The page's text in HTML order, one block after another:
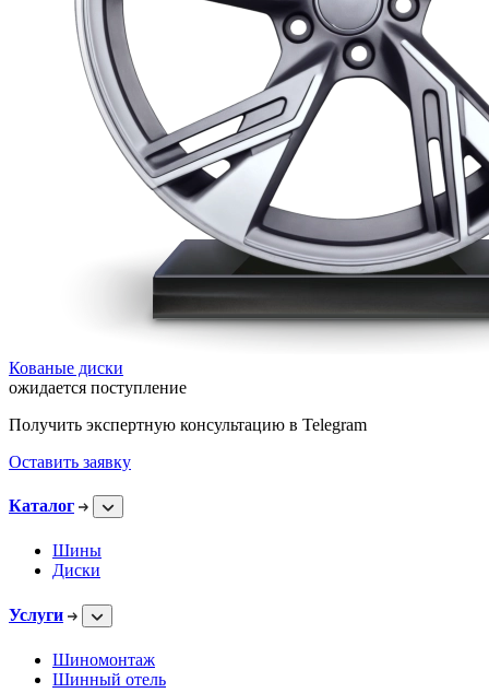
Кованые диски
ожидается поступление
Получить экспертную консультацию в Telegram
Оставить заявку
Каталог
Шины
Диски
Услуги
Шиномонтаж
Шинный отель